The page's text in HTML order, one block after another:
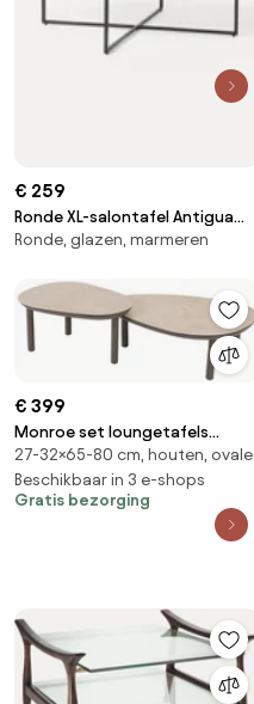
€ 259
Ronde XL-salontafel Antigua
met glazen tafelblad in
Ronde, glazen, marmeren
€ 399
Monroe set loungetafels
65xH32 cm en 80xH27 cm terre
Taste 4SO
27-32×65-80 cm, houten, ovale
Beschikbaar in 3 e-shops
Gratis bezorging